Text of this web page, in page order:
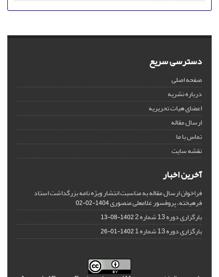
دسترسی سریع
صفحه اصلی
درباره نشریه
اعضای هیات تحریریه
ارسال مقاله
تماس با ما
نقشه سایت
آخرین اخبار
فراخوان ارسال مقاله به مناسبت انتشار ویژه نامه بزرگداشت استاد
فرهیخته، پروفسور غلامعلی منصوری1404-02-02
بارگزاری دوره 13 شماره 2 1402-08-13
بارگزاری دوره 13 شماره 1 1402-01-26